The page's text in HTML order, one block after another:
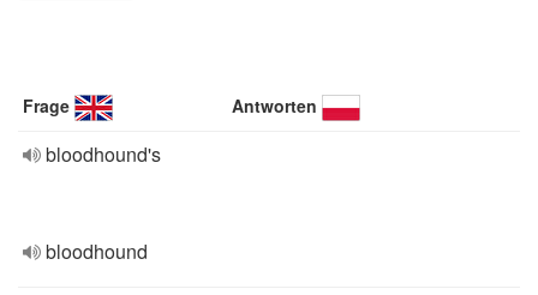
Frage Antworten
bloodhound's
bloodhound